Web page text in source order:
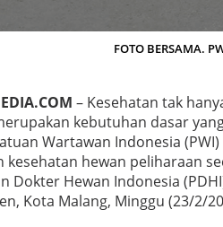
I
I
L
R
P
E
M
E
R
FOTO BERSAMA.
– Kesehatan tak
kebutuhan dasar
Wartawan Indonesia
kesehatan hewan peliharaan
Dokter Hewan Indonesia
Kota Malang, Minggu (23/2/